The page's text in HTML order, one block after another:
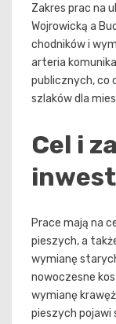
Zakres prac na
Wojrowicką a
chodników i
arteria
publicznych, co
szlaków dla
Cel i
Prace mają na
pieszych, a
wymianę
nowoczesne
wymianę
pieszych pojawi